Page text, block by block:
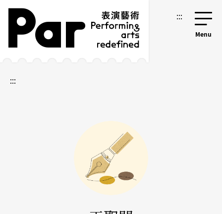
跳到主要內容區塊
網站導覽 :::
:::